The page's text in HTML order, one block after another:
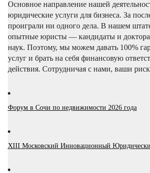
Основное направление нашей
юридические услуги для бизнеса. За
проиграли ни одного дела. В нашем
опытные юристы — кандидаты и
наук. Поэтому, мы можем давать 100%
услуг и брать на себя финансовую
действия. Сотрудничая с нами, ваши
Форум в Сочи по недвижимости 2026 года
XIII Московский Инновационный